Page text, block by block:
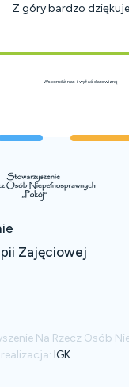
Z góry bardzo
Wspomóż nas i wpłać darowiznę
Zajęciowej
Na Rzecz Osób
IGK